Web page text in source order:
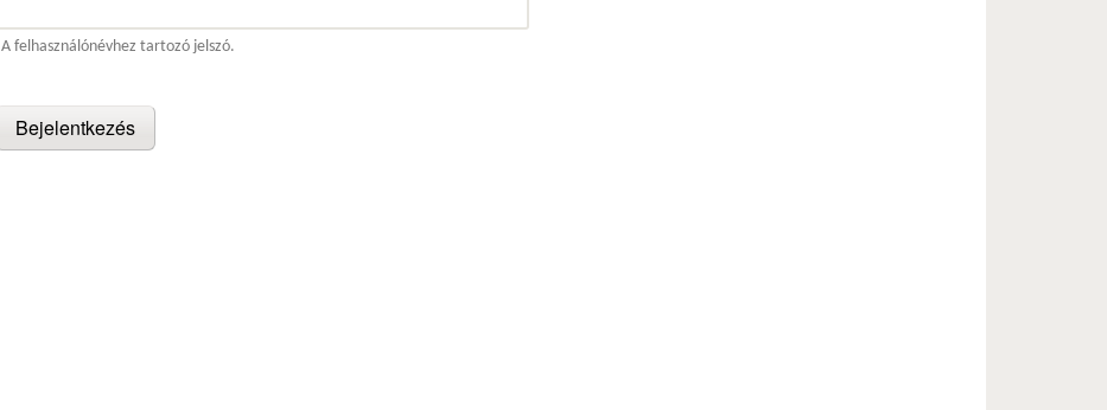
A felhasználónévhez tartozó jelszó.